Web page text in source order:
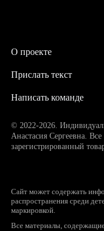
О проекте
Написать команде
Прислать текст
© 2022-2026.
Анастасия Сергеевна.
зарегистрированный
Сайт может содержать
распространения среди
маркировкой.
Все материалы,